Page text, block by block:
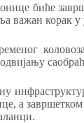
биће
важан корак у
а